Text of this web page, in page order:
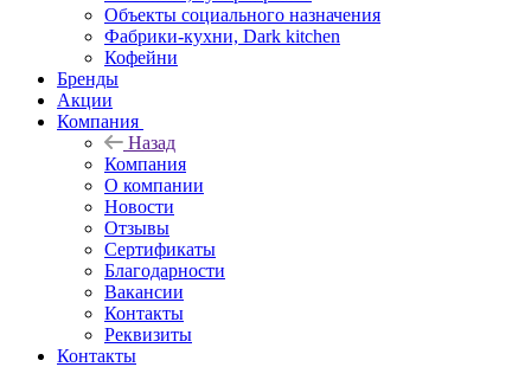
Объекты социального назначения
Фабрики-кухни, Dark kitchen
Кофейни
Бренды
Акции
Компания
Назад
Компания
О компании
Новости
Отзывы
Сертификаты
Благодарности
Вакансии
Контакты
Реквизиты
Контакты